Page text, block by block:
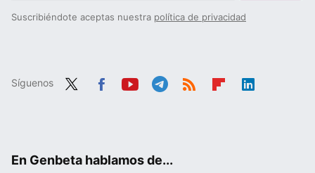
Suscribiéndote aceptas nuestra política de privacidad
Síguenos
En Genbeta hablamos de...